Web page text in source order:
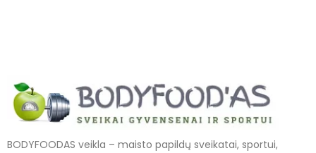
BODYFOODAS veikla – maisto papildų sveikatai, sportui,